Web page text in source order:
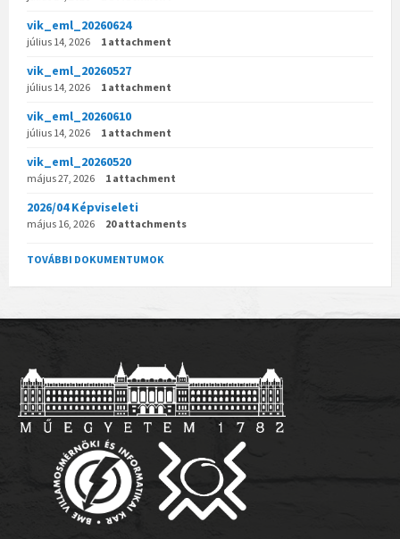
vik_eml_20260624
július 14, 2026 1 attachment
vik_eml_20260527
július 14, 2026 1 attachment
vik_eml_20260610
július 14, 2026 1 attachment
vik_eml_20260520
május 27, 2026 1 attachment
2026/04 Képviseleti
május 16, 2026 20 attachments
TOVÁBBI DOKUMENTUMOK